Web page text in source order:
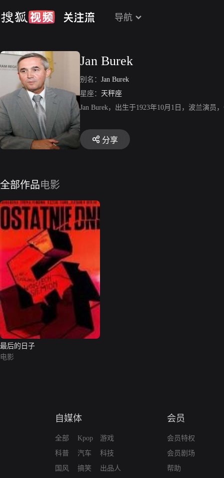
导航
Jan Burek
别名： Jan Burek
星座： 天秤座
Jan Burek，出生于1923年10月1日，波兰演员
分享
全部作品电影
最后的日子
电影
自媒体
全部
科普
国风
Kpop
汽车
搞笑
游戏
科技
出品人
会员
会员特权
会员剧场
帮助